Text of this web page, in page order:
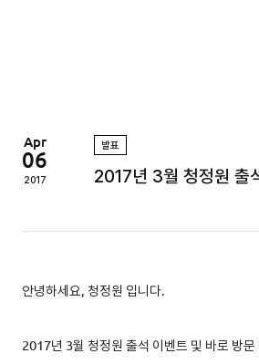
Apr
06
2017
발표
2017년 3월 청정원 출
안녕하세요, 청정원 입니다.
2017년 3월 청정원 출석 이벤트 및 바로 방